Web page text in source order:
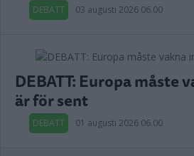
DEBATT 03 augusti 2026 06.00
DEBATT: Europa måste
är för sent
DEBATT 01 augusti 2026 06.00